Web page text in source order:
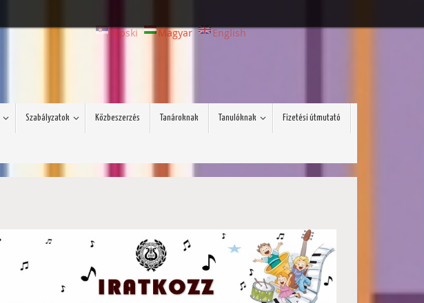
Srpski Magyar English
Szabályzatok Közbeszerzés Tanároknak Tanulóknak Fizetési útmutató